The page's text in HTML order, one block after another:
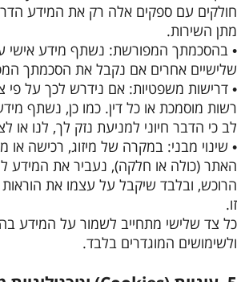
חולקים עם ספקים אלה רק את המידע
מתן השירות.
• בהסכמתך המפורשת: נשתף מידע אישי
שלישיים אחרים אם נקבל את הסכמתך
• דרישות משפטיות: אם נידרש לכך על פי
רשות מוסמכת או כל דין. כמו כן, נשתף
לב כי הדבר חיוני למניעת נזק לך, לנו או
• שינוי מבני: במקרה של מיזוג, רכישה או
האתר (כולה או חלקה), נעביר את המידע
הרוכש, ובלבד שיקבל על עצמו את הוראות
זו.
כל צד שלישי מתחייב לשמור על המידע
ולשימושים המוגדרים בלבד.